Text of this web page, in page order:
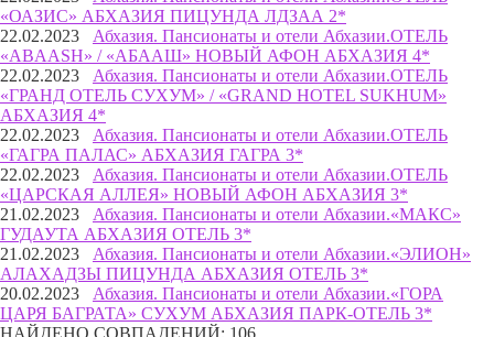
«ОАЗИС» АБХАЗИЯ ПИЦУНДА ЛДЗАА 2*
22.02.2023 Абхазия. Пансионаты и отели Абхазии.ОТЕЛЬ
«ABAASH» / «АБААШ» НОВЫЙ АФОН АБХАЗИЯ 4*
22.02.2023 Абхазия. Пансионаты и отели Абхазии.ОТЕЛЬ
«ГРАНД ОТЕЛЬ СУХУМ» / «GRAND HOTEL SUKHUM»
АБХАЗИЯ 4*
22.02.2023 Абхазия. Пансионаты и отели Абхазии.ОТЕЛЬ
«ГАГРА ПАЛАС» АБХАЗИЯ ГАГРА 3*
22.02.2023 Абхазия. Пансионаты и отели Абхазии.ОТЕЛЬ
«ЦАРСКАЯ АЛЛЕЯ» НОВЫЙ АФОН АБХАЗИЯ 3*
21.02.2023 Абхазия. Пансионаты и отели Абхазии.«МАКС»
ГУДАУТА АБХАЗИЯ ОТЕЛЬ 3*
21.02.2023 Абхазия. Пансионаты и отели Абхазии.«ЭЛИОН»
АЛАХАДЗЫ ПИЦУНДА АБХАЗИЯ ОТЕЛЬ 3*
20.02.2023 Абхазия. Пансионаты и отели Абхазии.«ГОРА
ЦАРЯ БАГРАТА» СУХУМ АБХАЗИЯ ПАРК-ОТЕЛЬ 3*
НАЙДЕНО СОВПАДЕНИЙ: 106